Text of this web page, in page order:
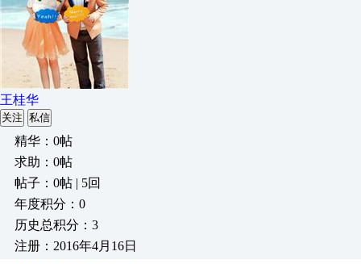
王桂华
关注 私信
精华：0帖
求助：0帖
帖子：0帖 | 5回
年度积分：0
历史总积分：3
注册：2016年4月16日